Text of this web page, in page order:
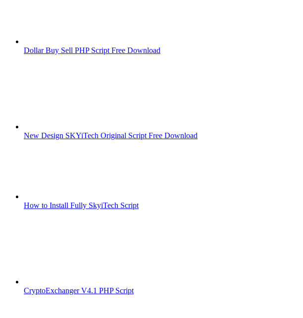
Dollar Buy Sell PHP Script Free Download
New Design SKYiTech Original Script Free Download
How to Install Fully SkyiTech Script
CryptoExchanger V4.1 PHP Script